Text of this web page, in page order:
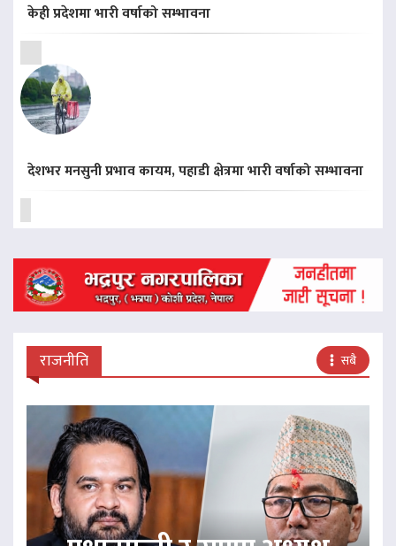
केही प्रदेशमा भारी वर्षाको सम्भावना
देशभर मनसुनी प्रभाव कायम, पहाडी क्षेत्रमा भारी वर्षाको सम्भावना
राजनीति सबै